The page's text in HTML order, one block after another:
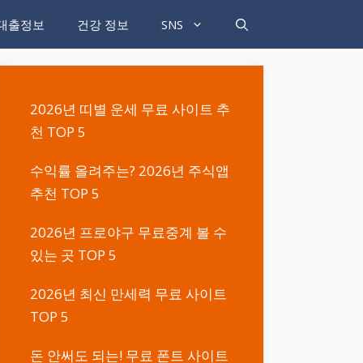
출정보 건강 정보 SNS
2026년 띠별 운세 무료 사이트 추
천 TOP 5
수익률 올려주는? 2026년 주식앱
추천 TOP 5
2026년 프로야구 무료중계 볼 수
있는 곳 TOP 5
2026년 최신 만세력 무료 사이트
TOP 5
돈 안써도 되는! 무료 폰트 사이트